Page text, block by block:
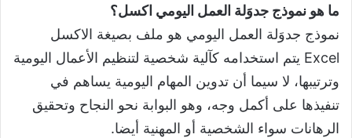
ما هو نموذج جدوَلة العمل اليومي اكسل؟
نموذج جدوَلة العمل اليومي هو ملف بصيغة الاكسل
Excel يتم استخدامه كآلية شخصية لتنظيم الأعمال اليومية
وترتيبها، لا سيما أن تدوين المهام اليومية يساهم في
تنفيذها على أكمل وجه، وهو البوابة نحو النجاح وتحقيق
الرهانات سواء الشخصية أو المهنية أيضا.